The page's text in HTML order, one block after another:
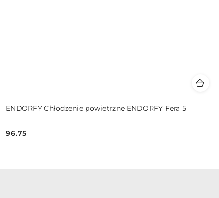
ENDORFY Chłodzenie powietrzne ENDORFY Fera 5
Cena:
96.75